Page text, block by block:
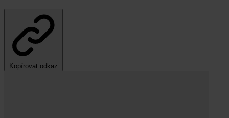
Kopírovat odkaz